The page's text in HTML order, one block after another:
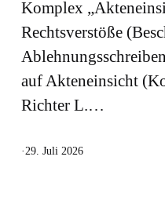
Komplex
Rechtsverstöße
auf Akteneinsicht
Richter L.…
· 29. Juli 2026